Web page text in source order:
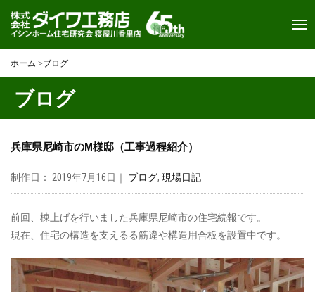
ホーム >ブログ
ブログ
兵庫県尼崎市のM様邸（工事過程紹介）
制作日： 2019年7月16日｜ ブログ, 現場日記
前回、棟上げを行いました兵庫県尼崎市の住宅続報です。
現在、住宅の構造を支えるる筋違や構造用合板を設置中です。